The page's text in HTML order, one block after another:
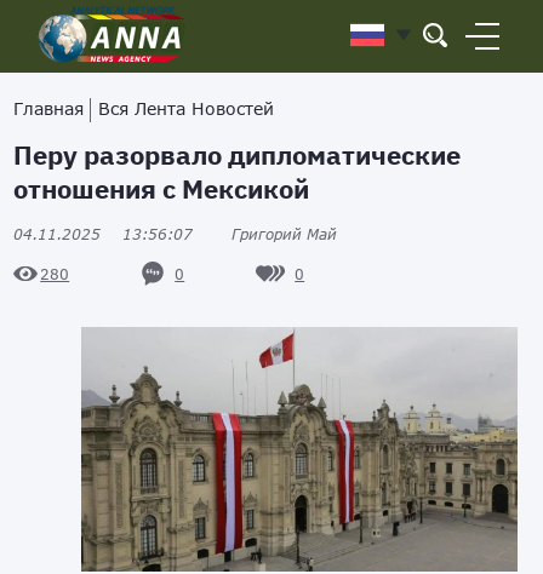
Главная Вся Лента Новостей
Перу разорвало дипломатические
отношения с Мексикой
04.11.2025 13:56:07 Григорий Май
280 0 0